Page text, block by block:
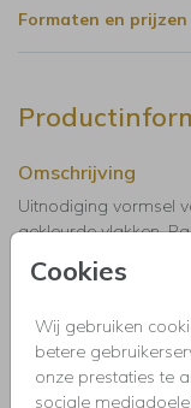
Cookies
Wij gebruiken
betere
onze prestaties te
sociale
Formaten en prijzen
Omschrijving
Uitnodiging vormsel
gekleurde vlakken.
Uitnodigingen
communie,
kerstdiner, pensioen,